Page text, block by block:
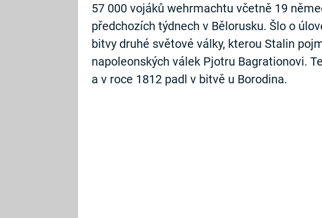
57 000 vojáků wehrmachtu včetně 19
předchozích týdnech v Bělorusku. Šlo o
bitvy druhé světové války, kterou Stalin
napoleonských válek Pjotru Bagrationovi.
a v roce 1812 padl v bitvě u Borodina.